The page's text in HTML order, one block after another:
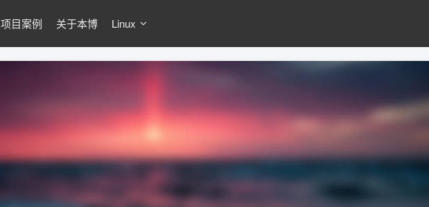
项目案例 关于本博 Linux